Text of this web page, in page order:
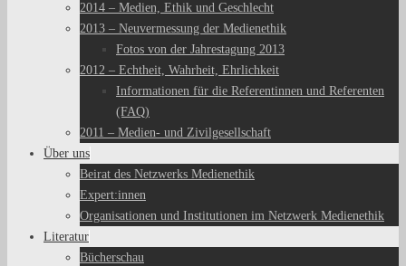
2014 – Medien, Ethik und Geschlecht
2013 – Neuvermessung der Medienethik
Fotos von der Jahrestagung 2013
2012 – Echtheit, Wahrheit, Ehrlichkeit
Informationen für die Referentinnen und Referenten
(FAQ)
2011 – Medien- und Zivilgesellschaft
Über uns
Beirat des Netzwerks Medienethik
Expert:innen
Organisationen und Institutionen im Netzwerk Medienethik
Literatur
Bücherschau